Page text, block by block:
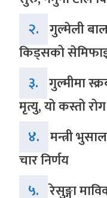
२. गुल्मेली
किड्सको
३. गुल्मीमा
मृत्यु, यो कस्तो
४. मन्त्री
चार निर्णय
५. रेसुङ्गा